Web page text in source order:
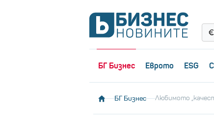
БГ Бизнес Еврото ESG
БГ Бизнес Любимото